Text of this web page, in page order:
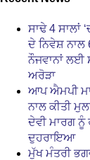
ਸਾਢੇ 4 ਸਾਲਾਂ
ਦੇ ਨਿਵੇਸ਼
ਨੌਜਵਾਨਾਂ ਲਈ
ਅਰੋੜਾ
ਆਪ ਐਮਪੀ
ਨਾਲ ਕੀਤੀ
ਦੇਵੀ ਮਾਰਗ ਨੂੰ
ਦੁਹਰਾਇਆ
ਮੁੱਖ ਮੰਤਰੀ